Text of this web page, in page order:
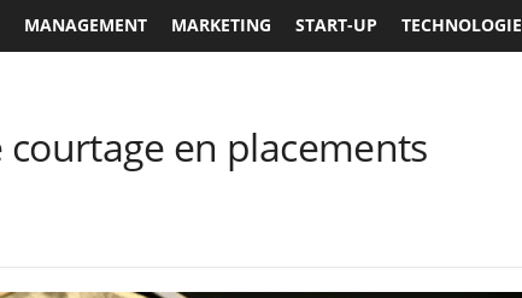
MANAGEMENT MARKETING START-UP TECHNOLOGIE
en placements